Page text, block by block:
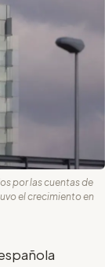
por las cuentas de
el crecimiento en